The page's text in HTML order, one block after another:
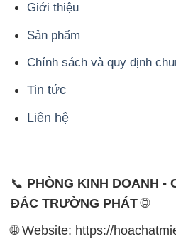
Giới thiệu
Sản phẩm
Chính sách và quy định
Tin tức
Liên hệ
📞 PHÒNG KINH DOANH -
ĐẮC TRƯỜNG PHÁT🌐
🌐 Website: https://